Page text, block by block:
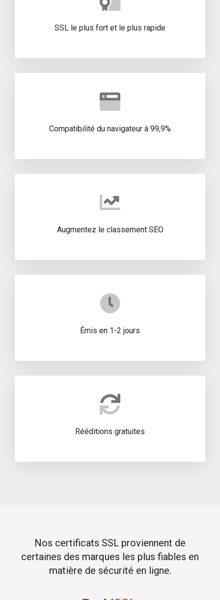
SSL le plus fort et le plus rapide
Compatibilité du navigateur à 99,9%
Augmentez le classement SEO
Émis en 1-2 jours
Rééditions gratuites
Nos certificats SSL proviennent de
certaines des marques les plus fiables en
matière de sécurité en ligne.